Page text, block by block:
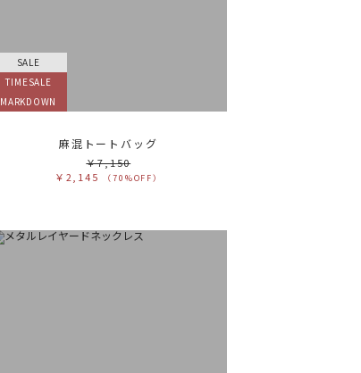
SALE
TIMESALE
MARKDOWN
麻混トートバッグ
￥7,150
￥2,145
（70%OFF）